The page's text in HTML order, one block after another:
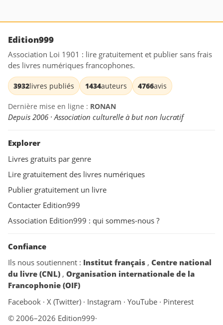
Edition999
Association Loi 1901 : lire gratuitement et publier sans frais
des livres numériques francophones.
3932livres publiés 1434auteurs 4766avis
Dernière mise en ligne : RONAN
Depuis 2006 · Association culturelle à but non lucratif
Explorer
Livres gratuits par genre
Lire gratuitement des livres numériques
Publier gratuitement un livre
Contacter Edition999
Association Edition999 : qui sommes-nous ?
Confiance
Ils nous soutiennent : Institut français , Centre national
du livre (CNL) , Organisation internationale de la
Francophonie (OIF)
Facebook · X (Twitter) · Instagram · YouTube · Pinterest
© 2006–2026 Edition999·